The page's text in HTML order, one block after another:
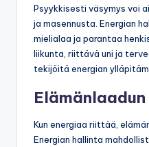
Psyykkisesti väsymys voi
ja masennusta. Energian
mielialaa ja parantaa
liikunta, riittävä uni ja
tekijöitä energian
Kun energiaa riittää,
Energian hallinta